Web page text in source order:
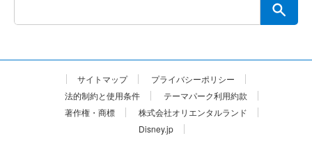
サイトマップ
プライバシーポリシー
法的制約と使用条件
テーマパーク利用約款
著作権・商標
株式会社オリエンタルランド
Disney.jp